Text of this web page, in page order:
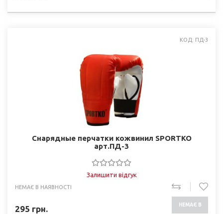
КОД: ПД-3
Снарядные перчатки кожвинил SPORTKO
арт.ПД-3
Залишити відгук
НЕМАЄ В НАЯВНОСТІ
295 грн. НЕМАЄ В